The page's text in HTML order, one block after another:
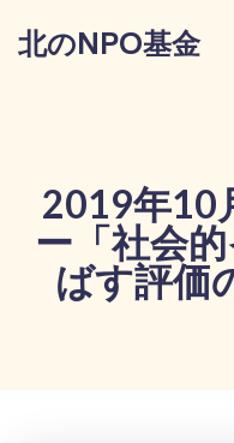
北のNPO基金
2019年
ー「社会
ばす評価